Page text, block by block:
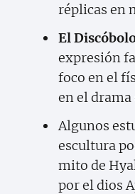
réplicas en
El
expresión
foco en el
en el
Algunos
escultura
mito de
por el dios